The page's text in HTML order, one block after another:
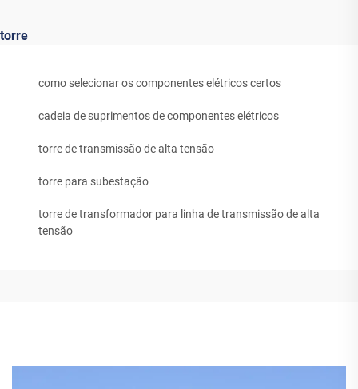
torre
como selecionar os componentes elétricos certos
cadeia de suprimentos de componentes elétricos
torre de transmissão de alta tensão
torre para subestação
torre de transformador para linha de transmissão de alta
tensão